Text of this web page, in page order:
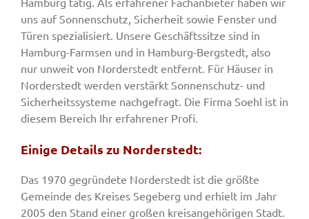
uns auf Sonnenschutz, Sicherheit sowie Fenster und
Türen spezialisiert. Unsere Geschäftssitze sind in
Hamburg-Farmsen und in Hamburg-Bergstedt, also
nur unweit von Norderstedt entfernt. Für Häuser in
Norderstedt werden verstärkt Sonnenschutz- und
Sicherheitssysteme nachgefragt. Die Firma Soehl ist in
diesem Bereich Ihr erfahrener Profi.
Einige Details zu Norderstedt:
Das 1970 gegründete Norderstedt ist die größte
Gemeinde des Kreises Segeberg und erhielt im Jahr
2005 den Stand einer großen kreisangehörigen Stadt.